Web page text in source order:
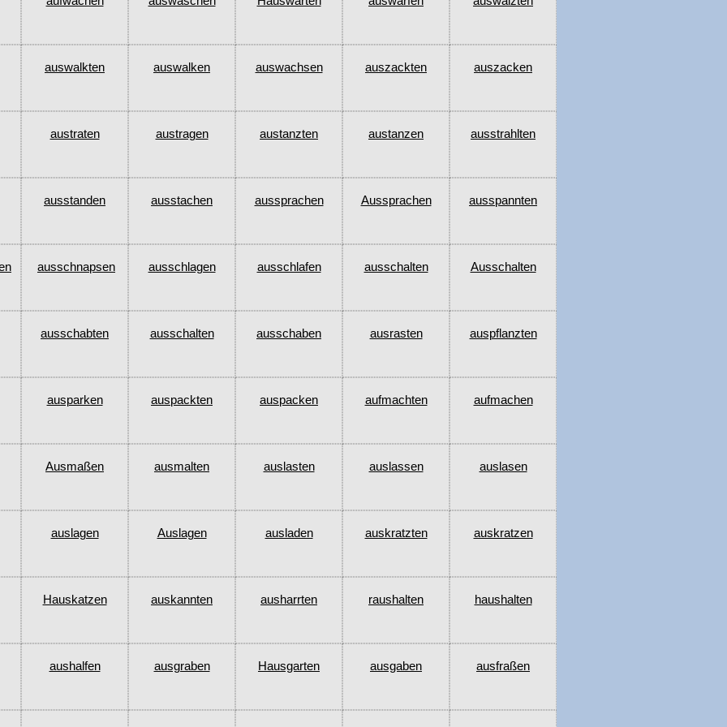
auswalkten auswalken auswachsen auszackten auszacken
austraten austragen austanzten austanzen ausstrahlten
ausstanden ausstachen aussprachen Aussprachen ausspannten
ausschnapsen ausschlagen ausschlafen ausschalten Ausschalten
ausschabten ausschalten ausschaben ausrasten auspflanzten
ausparken auspackten auspacken aufmachten aufmachen
Ausmaßen ausmalten auslasten auslassen auslasen
auslagen Auslagen ausladen auskratzten auskratzen
Hauskatzen auskannten ausharrten raushalten haushalten
aushalfen ausgraben Hausgarten ausgaben ausfraßen